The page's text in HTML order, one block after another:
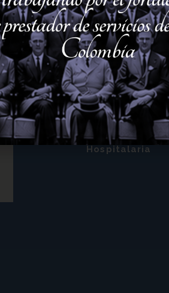
Tienda en línea
ACHC
Zona Afiliados
Revista
Hospitalaria